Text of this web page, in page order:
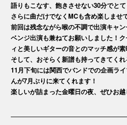
語りもこなす、飽きさせない30分でと
さらに曲だけでなくMCも含め楽しませ
前回は残念ながら喉の不調で出演キャ
ベンジ出演も兼ねてお願いしました！
ィと美しいギターの音とのマッチ感が
そして、おそらく新譜も持ってきてくれ
11月下旬には関西でバンドでの企画ラ
んが7月ぶりに来てくれます！
楽しいが詰まった金曜日の夜、ぜひお越